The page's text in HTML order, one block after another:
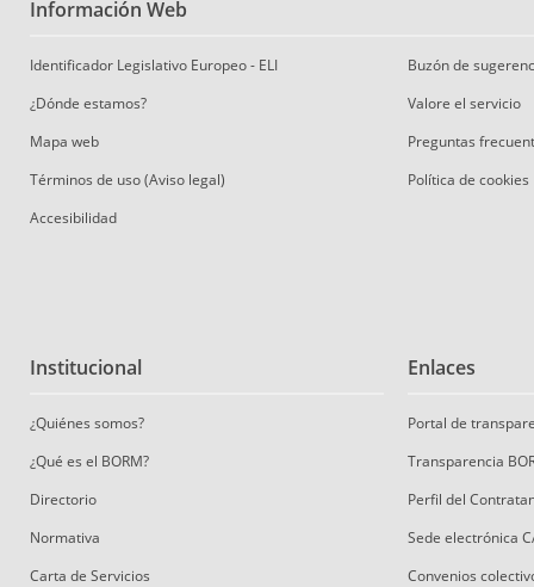
Información Web
Identificador Legislativo Europeo - ELI
¿Dónde estamos?
Mapa web
Términos de uso (Aviso legal)
Accesibilidad
Buzón de
Valore el servicio
Preguntas
Política de cookies
Institucional
¿Quiénes somos?
¿Qué es el BORM?
Directorio
Normativa
Carta de Servicios
Enlaces
Portal de
Transparencia
Perfil del
Sede electrónica
Convenios